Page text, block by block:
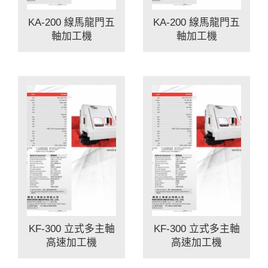
KA-200 線馬龍門五
軸加工機
KA-200 線馬龍門五
軸加工機
KF-300 立式多主軸
高速加工機
KF-300 立式多主軸
高速加工機